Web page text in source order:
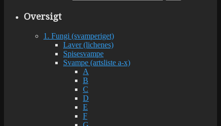
Oversigt
1. Fungi (svamperiget)
Laver (lichenes)
Spisesvampe
Svampe (artsliste a-x)
A
B
C
D
E
F